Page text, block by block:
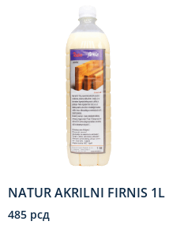
NATUR AKRILNI FIRNIS 1L
485 рсд